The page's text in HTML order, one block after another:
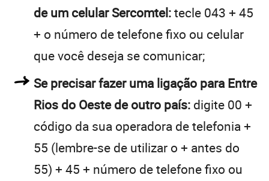
de um celular Sercomtel:tecle 043 + 45
+ o número de telefone fixo ou celular
que você deseja se comunicar;
Se precisar fazer uma ligação para Entre
Rios do Oeste de outro país: digite 00 +
código da sua operadora de telefonia +
55 (lembre-se de utilizar o + antes do
55) + 45 + número de telefone fixo ou